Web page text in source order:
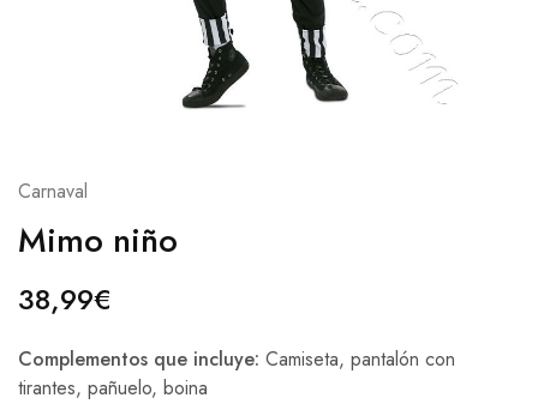
Carnaval
Mimo niño
38,99€
Complementos que incluye: Camiseta, pantalón con
tirantes, pañuelo, boina